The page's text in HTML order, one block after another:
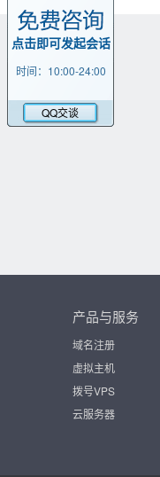
产品与服务
域名注册
虚拟主机
拨号VPS
云服务器
QQ交谈
点击即可发起会话
时间：10:00-24:00